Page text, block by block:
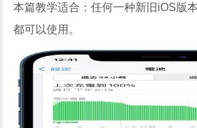
本篇教学适合：任何一种新旧iOS版
都可以使用。